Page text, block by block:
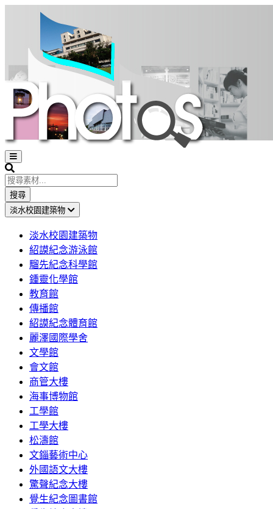
Open
sidebar
Search
搜尋
淡水校園建築物
淡水校園建築物
紹謨紀念游泳館
騮先紀念科學館
鍾靈化學館
教育館
傳播館
紹謨紀念體育館
麗澤國際學舍
文學館
會文館
商管大樓
海事博物館
工學館
工學大樓
松濤館
文錙藝術中心
外國語文大樓
驚聲紀念大樓
覺生紀念圖書館